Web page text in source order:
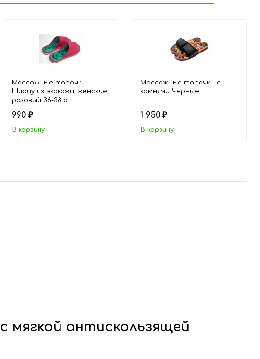
Массажные тапочки
Шиацу из экокожи, женские,
розовый 36-38 р
990 ₽
В корзину
Массажные тапочки с
камнями Черные
1 950 ₽
В корзину
мягкой антискользящей